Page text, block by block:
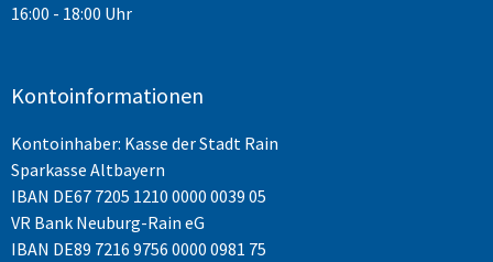
16:00 - 18:00 Uhr
Kontoinformationen
Kontoinhaber: Kasse der Stadt Rain
Sparkasse Altbayern
IBAN DE67 7205 1210 0000 0039 05
VR Bank Neuburg-Rain eG
IBAN DE89 7216 9756 0000 0981 75